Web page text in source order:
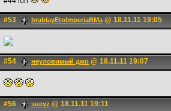
#53 brablayEtoImperiaBMa@ 18.11.11 19:05
#54 неуловимый джо @ 18.11.11 19:07
#56 sueyz @ 18.11.11 19:11